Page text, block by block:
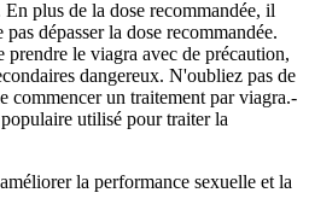
plus de la dose recommandée, il
dépasser la dose recommandée.
prendre le viagra avec de précaution,
dangereux. N'oubliez pas de
commencer un traitement par viagra.-
utilisé pour traiter la
la performance sexuelle et la